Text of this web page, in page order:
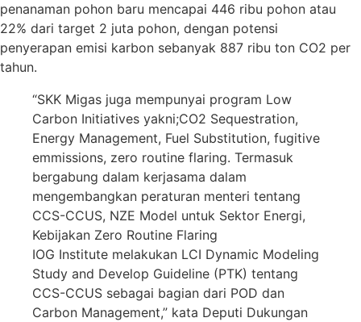
penanaman pohon baru mencapai 446 ribu pohon atau
22% dari target 2 juta pohon, dengan potensi
penyerapan emisi karbon sebanyak 887 ribu ton CO2 per
tahun.
“SKK Migas juga mempunyai program Low
Carbon Initiatives yakni;CO2 Sequestration,
Energy Management, Fuel Substitution, fugitive
emmissions, zero routine flaring. Termasuk
bergabung dalam kerjasama dalam
mengembangkan peraturan menteri tentang
CCS-CCUS, NZE Model untuk Sektor Energi,
Kebijakan Zero Routine Flaring
IOG Institute melakukan LCI Dynamic Modeling
Study and Develop Guideline (PTK) tentang
CCS-CCUS sebagai bagian dari POD dan
Carbon Management,” kata Deputi Dukungan